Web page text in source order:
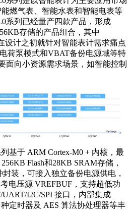
燃气表、智能水表和智能电表等
系列已经量产四款产品，形成
存储的产品组合，其中
设计之初就针对智能表计需求痛点
荷泵模式和VBAT备份电源域等特
面向小资源需求场景，如智能控制
基于 ARM Cortex-M0 + 内核，最
Flash和28KB SRAM存储，
封装，可接入独立备份电源供电，
电压源 VREFBUF，支持超低功
I2C/SPI 接口，内部集成
定时器及 AES 算法协处理器等丰